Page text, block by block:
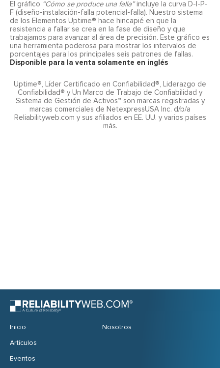
El gráfico “Cómo se produce una falla”incluye la curva D-I-P-
F (diseño-instalación-falla potencial-falla). Nuestro sistema
de los Elementos Uptime® hace hincapié en que la
resistencia a fallar se crea en la fase de diseño y que
trabajamos para avanzar al área de precisión. Este gráfico es
una herramienta poderosa para mostrar los intervalos de
porcentajes para los principales seis patrones de fallas.
Disponible para la venta solamente en inglés
Uptime®, Líder Certificado en Confiabilidad®, Liderazgo de
Confiabilidad® y Un Marco de Trabajo de Confiabilidad y
Sistema de Gestión de Activos™ son marcas registradas y
marcas comerciales de NetexpressUSA Inc. d/b/a
Reliabilityweb.com y sus afiliados en EE. UU. y varios países
más.
Inicio
Artículos
Eventos
Nosotros